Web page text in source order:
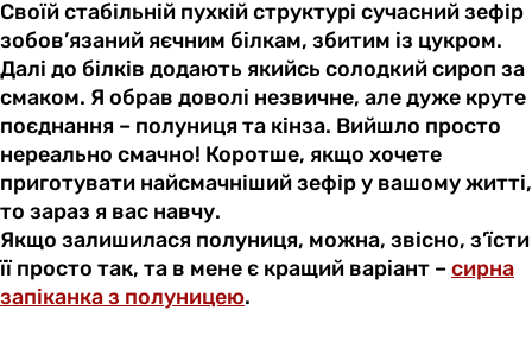
Своїй стабільній пухкій структурі сучасний зефір
зобов’язаний яєчним білкам, збитим із цукром.
Далі до білків додають якийсь солодкий сироп за
смаком. Я обрав доволі незвичне, але дуже круте
поєднання – полуниця та кінза. Вийшло просто
нереально смачно! Коротше, якщо хочете
приготувати найсмачніший зефір у вашому житті,
то зараз я вас навчу.
Якщо залишилася полуниця, можна, звісно, з’їсти
її просто так, та в мене є кращий варіант –сирна
запіканка з полуницею.